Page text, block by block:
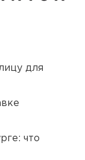
для
что